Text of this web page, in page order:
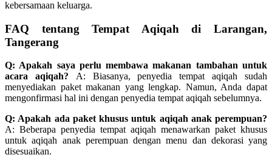
kebersamaan keluarga.
FAQ tentang Tempat Aqiqah di Larangan,
Tangerang
Q: Apakah saya perlu membawa makanan tambahan untuk
acara aqiqah? A: Biasanya, penyedia tempat aqiqah sudah
menyediakan paket makanan yang lengkap. Namun, Anda dapat
mengonfirmasi hal ini dengan penyedia tempat aqiqah sebelumnya.
Q: Apakah ada paket khusus untuk aqiqah anak perempuan?
A: Beberapa penyedia tempat aqiqah menawarkan paket khusus
untuk aqiqah anak perempuan dengan menu dan dekorasi yang
disesuaikan.